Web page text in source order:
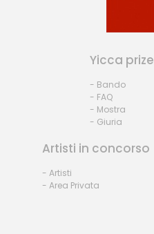
Yicca prize
- Bando
- FAQ
- Mostra
- Giuria
Artisti in concorso
- Artisti
- Area Privata